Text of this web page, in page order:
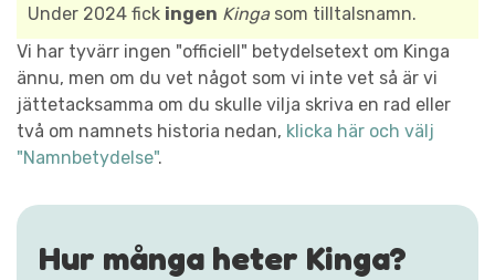
Under 2024 fick ingen Kingasom tilltalsnamn.
Vi har tyvärr ingen "officiell" betydelsetext om Kinga
ännu, men om du vet något som vi inte vet så är vi
jättetacksamma om du skulle vilja skriva en rad eller
två om namnets historia nedan, klicka här och välj
"Namnbetydelse".
Hur många heter Kinga?